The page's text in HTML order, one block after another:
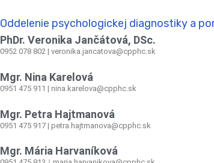
Oddelenie psychologickej diagnostiky a
PhDr. Veronika Jančátová, DSc.
0952 078 802 | veronika.jancatova@cpphc.sk
Mgr. Nina Karelová
0951 475 911 | nina.karelova@cpphc.sk
Mgr. Petra Hajtmanová
0951 475 917 | petra.hajtmanova@cpphc.sk
Mgr. Mária Harvaníková